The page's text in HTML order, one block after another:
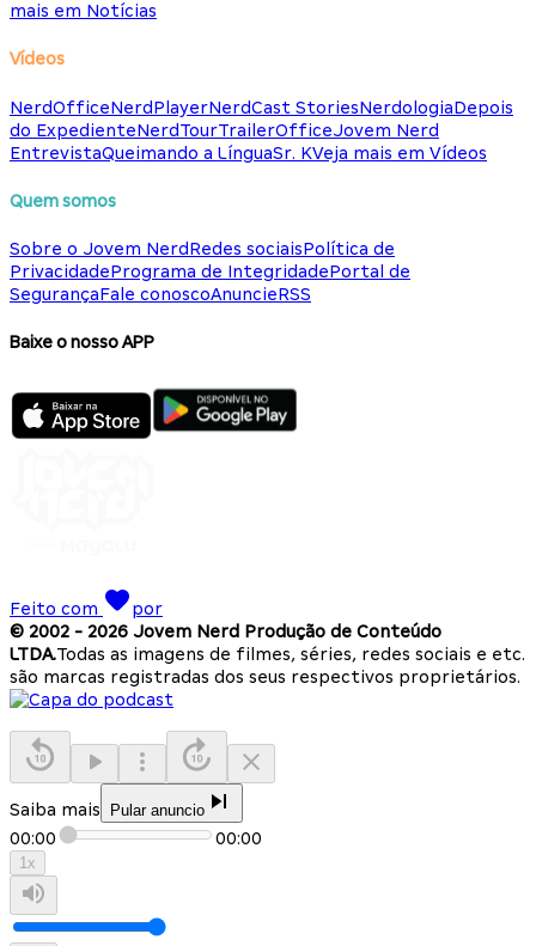
mais em Notícias
Vídeos
NerdOfficeNerdPlayerNerdCast StoriesNerdologiaDepois
do ExpedienteNerdTourTrailerOfficeJovem Nerd
EntrevistaQueimando a LínguaSr. KVeja mais em Vídeos
Quem somos
Sobre o Jovem NerdRedes sociaisPolítica de
PrivacidadePrograma de IntegridadePortal de
SegurançaFale conoscoAnuncieRSS
Baixe o nosso APP
Feito com
por
© 2002 - 2026 Jovem Nerd Produção de Conteúdo
LTDA.Todas as imagens de filmes, séries, redes sociais e etc.
são marcas registradas dos seus respectivos proprietários.
Saiba mais Pular anuncio
00:00 00:00
1x